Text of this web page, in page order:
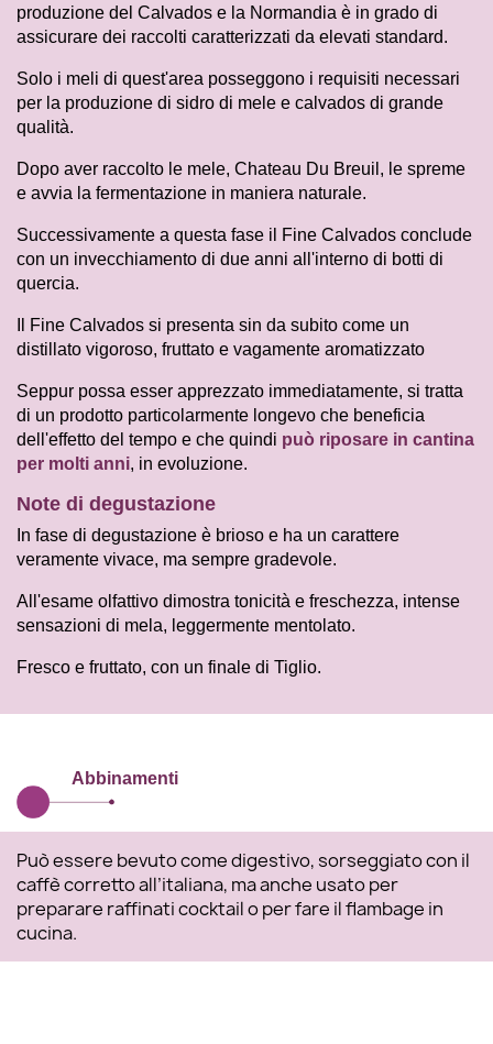
produzione del Calvados e la Normandia è in grado di
assicurare dei raccolti caratterizzati da elevati standard.
Solo i meli di quest'area posseggono i requisiti necessari
per la produzione di sidro di mele e calvados di grande
qualità.
Dopo aver raccolto le mele, Chateau Du Breuil, le spreme
e avvia la fermentazione in maniera naturale.
Successivamente a questa fase il Fine Calvados conclude
con un invecchiamento di due anni all'interno di botti di
quercia.
Il Fine Calvados si presenta sin da subito come un
distillato vigoroso, fruttato e vagamente aromatizzato
Seppur possa esser apprezzato immediatamente, si tratta
di un prodotto particolarmente longevo che beneficia
dell'effetto del tempo e che quindi può riposare in cantina
per molti anni, in evoluzione.
Note di degustazione
In fase di degustazione è brioso e ha un carattere
veramente vivace, ma sempre gradevole.
All'esame olfattivo dimostra tonicità e freschezza, intense
sensazioni di mela, leggermente mentolato.
Fresco e fruttato, con un finale di Tiglio.
Abbinamenti
Può essere bevuto come digestivo, sorseggiato con il
caffè corretto all’italiana, ma anche usato per
preparare raffinati cocktail o per fare il flambage in
cucina.